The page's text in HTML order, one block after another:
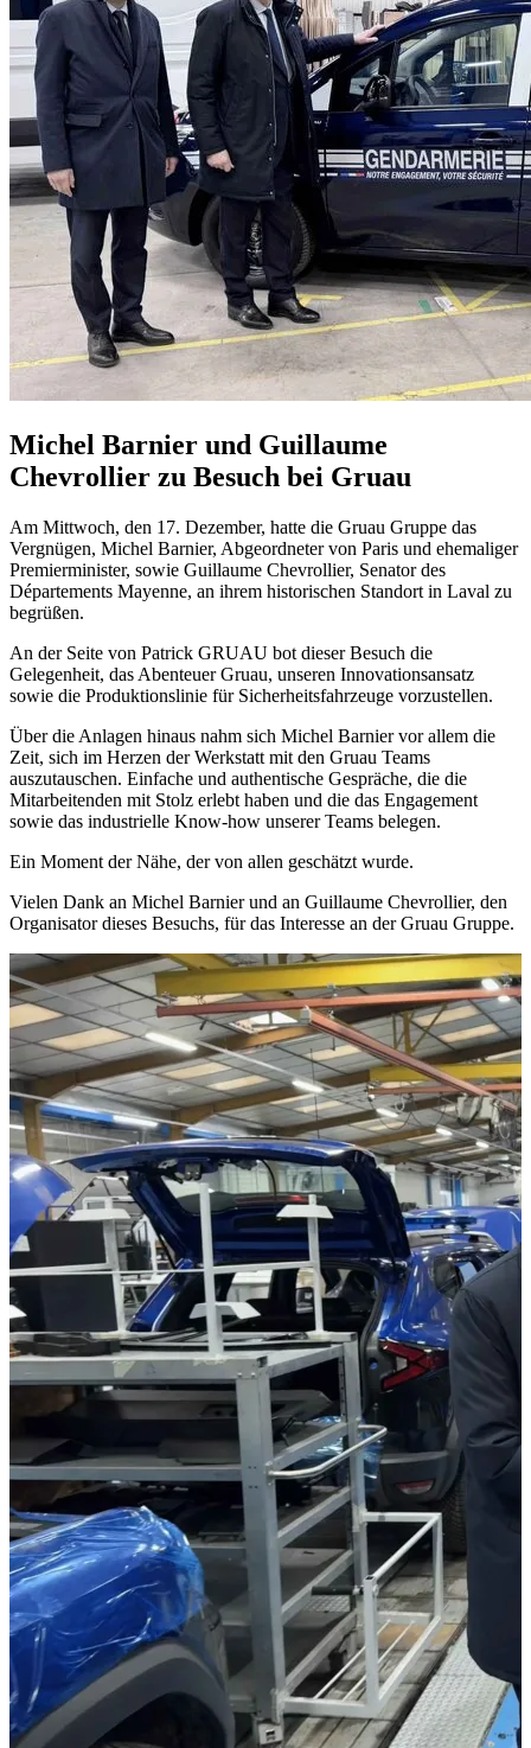
Michel Barnier und Guillaume
Chevrollier zu Besuch bei Gruau
Am Mittwoch, den 17. Dezember, hatte die Gruau Gruppe das
Vergnügen, Michel Barnier, Abgeordneter von Paris und ehemaliger
Premierminister, sowie Guillaume Chevrollier, Senator des
Départements Mayenne, an ihrem historischen Standort in Laval zu
begrüßen.
An der Seite von Patrick GRUAU bot dieser Besuch die
Gelegenheit, das Abenteuer Gruau, unseren Innovationsansatz
sowie die Produktionslinie für Sicherheitsfahrzeuge vorzustellen.
Über die Anlagen hinaus nahm sich Michel Barnier vor allem die
Zeit, sich im Herzen der Werkstatt mit den Gruau Teams
auszutauschen. Einfache und authentische Gespräche, die die
Mitarbeitenden mit Stolz erlebt haben und die das Engagement
sowie das industrielle Know-how unserer Teams belegen.
Ein Moment der Nähe, der von allen geschätzt wurde.
Vielen Dank an Michel Barnier und an Guillaume Chevrollier, den
Organisator dieses Besuchs, für das Interesse an der Gruau Gruppe.